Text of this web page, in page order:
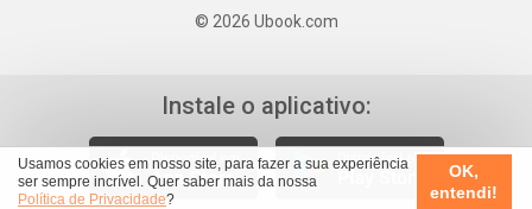
Usamos cookies em nosso site, para fazer a sua experiência
ser sempre incrível. Quer saber mais da nossa
Política de Privacidade?
OK,
entendi!
© 2026 Ubook.com
Instale o aplicativo: